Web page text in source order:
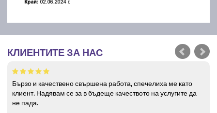
КЛИЕНТИТЕ ЗА НАС
Бързо и качествено свършена работа, спечелиха ме като
клиент. Надявам се за в бъдеще качеството на услугите да
не пада.